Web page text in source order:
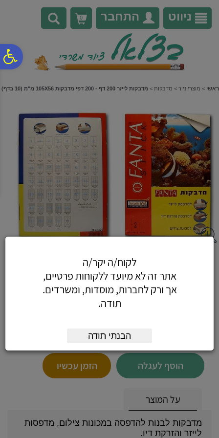
נגישות
אתר
המרכזי
ניווט התחבר 0
ראשי > מוצרי נייר > מדבקות > מדבקות לייזר 200 דף - 200 דפי מדבקות 105X56 מ"מ (10 בדף)
105X56 מ"מ (10 בדף)
הוסף לעגלה הזמן עכשיו
על המוצר
מדבקות לבנות להדפסה במכונות צילום, מדפסות
לייזר והזרקת דיו.
לקוח/ה יקר/ה
אתר זה לא מיועד ללקוחות פרטיים,
אך ורק לחברות, מוסדות, ומשרדים.
תודה.
הבנתי תודה